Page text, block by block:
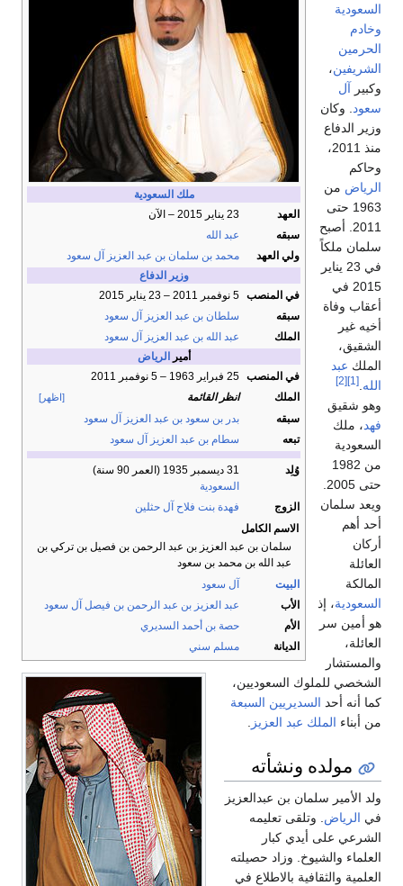
ملك السعودية
العهد
23 يناير 2015 – الآن
سبقه
عبد الله
ولي العهد
محمد بن سلمان بن عبد العزيز آل سعود
وزير الدفاع
في المنصب 5 نوفمبر 2011 – 23 يناير 2015
سبقه
سلطان بن عبد العزيز آل سعود
الملك
عبد الله بن عبد العزيز آل سعود
أمير
الرياض
في المنصب 25 فبراير 1963 – 5 نوفمبر 2011
الملك
انظر القائمة [اظهر]
سبقه
بدر بن سعود بن عبد العزيز آل سعود
تبعه
سطام بن عبد العزيز آل سعود
وُلِد 31 ديسمبر 1935
(العمر 90 سنة)
السعودية
الزوج
فهدة بنت فلاح آل حثلين
الاسم الكامل
سلمان بن عبد العزيز بن عبد الرحمن بن فصيل بن تركي بن
عبد الله بن محمد بن سعود
البيت
آل سعود
الأب
عبد العزيز بن عبد الرحمن بن فيصل آل سعود
الأم
حصة بن أحمد السديري
الديانة
مسلم سني
السعودية
وخادم
الحرمين
الشريفين،
وكبير آل
سعود
. وكان
وزير الدفاع
منذ 2011،
وحاكم
الرياض من
1963 حتى
2011. أصبح
سلمان ملكاً
في 23 يناير
2015 في
أعقاب وفاة
أخيه غير
الشقيق،
الملك عبد
الله [1]
[2]
وهو شقيق
فهد، ملك
السعودية
من 1982
ويعد سلمان
أحد أهم
أركان
العائلة
المالكة
السعودية، إذ
هو أمين سر
العائلة،
والمستشار
الشخصي للملوك السعوديين،
كما أنه أحد السديريين السبعة
من أبناء الملك عبد العزيز
مولده ونشأته
ولد الأمير سلمان بن عبدالعزيز
في الرياض. وتلقى تعليمه
الشرعي على أيدي كبار
العلماء والشيوخ. وزاد حصيلته
العلمية والثقافية بالاطلاع في